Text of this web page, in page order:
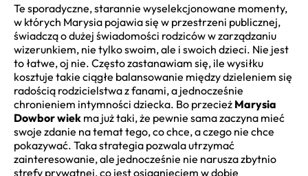
Te sporadyczne, starannie wyselekcjonowane momenty,
w których Marysia pojawia się w przestrzeni publicznej,
świadczą o dużej świadomości rodziców w zarządzaniu
wizerunkiem, nie tylko swoim, ale i swoich dzieci. Nie jest
to łatwe, oj nie. Często zastanawiam się, ile wysiłku
kosztuje takie ciągłe balansowanie między dzieleniem się
radością rodzicielstwa z fanami, a jednocześnie
chronieniem intymności dziecka. Bo przecież Marysia
Dowbor wiek ma już taki, że pewnie sama zaczyna mieć
swoje zdanie na temat tego, co chce, a czego nie chce
pokazywać. Taka strategia pozwala utrzymać
zainteresowanie, ale jednocześnie nie narusza zbytnio
strefy prywatnej, co jest osiągnięciem w dobie